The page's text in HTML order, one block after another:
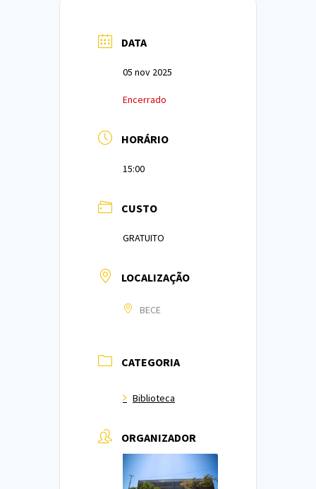
DATA
05 nov 2025
Encerrado
HORÁRIO
15:00
CUSTO
GRATUITO
LOCALIZAÇÃO
BECE
CATEGORIA
Biblioteca
ORGANIZADOR